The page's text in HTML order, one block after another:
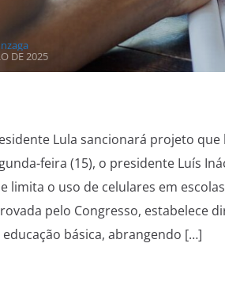
DE 2025
Lula sancionará projeto
feira (15), o presidente Luís
limita o uso de celulares em
pelo Congresso, estabelece
educação básica, abrangendo […]